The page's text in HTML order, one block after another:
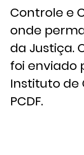
Controle e
onde
da Justiça.
foi enviado
Instituto de
PCDF.